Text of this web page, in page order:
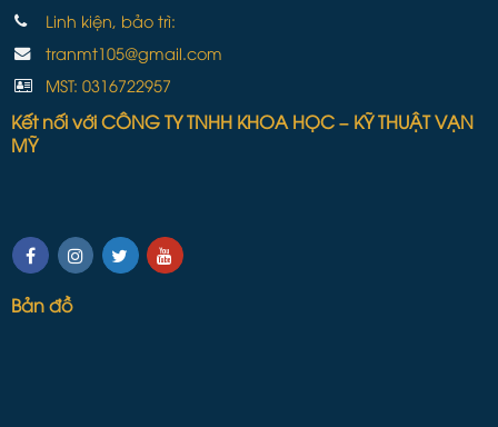
Linh kiện, bảo trì:
tranmt105@gmail.com
MST: 0316722957
Kết nối với CÔNG TY TNHH KHOA HỌC – KỸ THUẬT VẠN
MỸ
Bản đồ